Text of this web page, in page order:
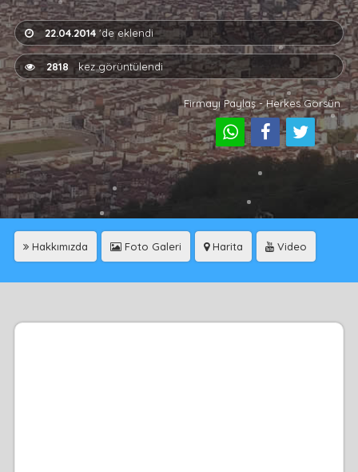
22.04.2014'de eklendi
2818 kez görüntülendi
Firmayı Paylaş - Herkes Görsün
Hakkımızda Foto Galeri Harita Video